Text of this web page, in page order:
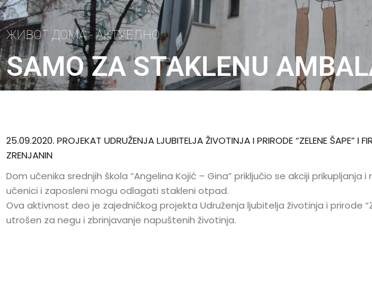
ЖИВОТ ДОМА - АКТУЕЛНО
SAMO ZA STAKLENU
25.09.2020. PROJEKAT UDRUŽENJA LJUBITELJA ŽIVOTINJA I PRIRODE “ZELENE ŠAPE”
ZRENJANIN
Dom učenika srednjih škola “Angelina Kojić – Gina” priključio se akciji
učenici i zaposleni mogu odlagati stakleni otpad.
Ova aktivnost deo je zajedničkog projekta Udruženja ljubitelja životinja i prirode
utrošen za negu i zbrinjavanje napuštenih životinja.